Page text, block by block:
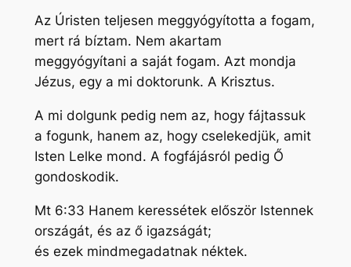
Az Úristen teljesen meggyógyította a fogam,
mert rá bíztam. Nem akartam
meggyógyítani a saját fogam. Azt mondja
Jézus, egy a mi doktorunk. A Krisztus.
A mi dolgunk pedig nem az, hogy fájtassuk
a fogunk, hanem az, hogy cselekedjük, amit
Isten Lelke mond. A fogfájásról pedig Ő
gondoskodik.
Mt 6:33 Hanem keressétek először Istennek
országát, és az ő igazságát;
és ezek mindmegadatnak néktek.